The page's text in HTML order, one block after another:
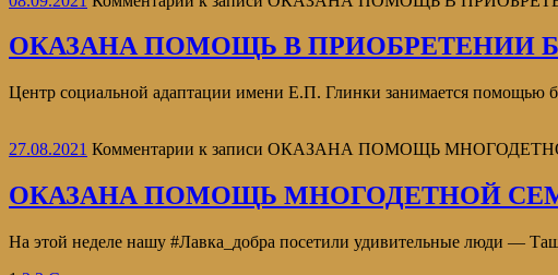
ОКАЗАНА ПОМОЩЬ В ПРИОБРЕТЕНИИ
Центр социальной адаптации имени Е.П. Глинки занимается
27.08.2021 Комментарии к записи ОКАЗАНА ПОМОЩЬ
ОКАЗАНА ПОМОЩЬ МНОГОДЕТНОЙ
На этой неделе нашу #Лавка_добра посетили удивительные люди —